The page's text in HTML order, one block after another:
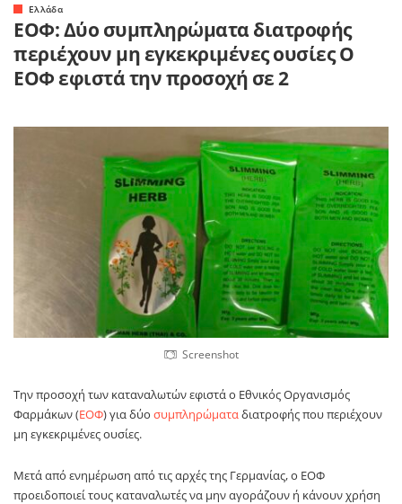
Ελλάδα
ΕΟΦ: Δύο συμπληρώματα διατροφής
περιέχουν μη εγκεκριμένες ουσίες Ο
ΕΟΦ εφιστά την προσοχή σε 2
Screenshot
Την προσοχή των καταναλωτών εφιστά ο Εθνικός Οργανισμός
Φαρμάκων (ΕΟΦ) για δύο συμπληρώματαδιατροφής που περιέχουν
μη εγκεκριμένες ουσίες.
Μετά από ενημέρωση από τις αρχές της Γερμανίας, ο ΕΟΦ
προειδοποιεί τους καταναλωτές να μην αγοράζουν ή κάνουν χρήση